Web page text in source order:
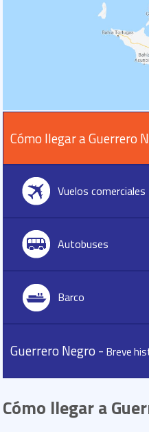
Cómo llegar a Guerrero
Vuelos comerciales
Autobuses
Barco
Guerrero Negro -Breve
Cómo llegar a